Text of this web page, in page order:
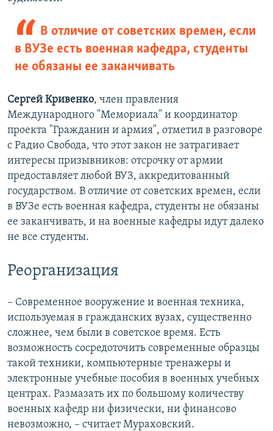
В отличие от советских времен, если
в ВУЗе есть военная кафедра, студенты
не обязаны ее заканчивать
Сергей Кривенко, член правления
Международного "Мемориала" и координатор
проекта "Гражданин и армия", отметил в разговоре
с Радио Свобода, что этот закон не затрагивает
интересы призывников: отсрочку от армии
предоставляет любой ВУЗ, аккредитованный
государством. В отличие от советских времен, если
в ВУЗе есть военная кафедра, студенты не обязаны
ее заканчивать, и на военные кафедры идут далеко
не все студенты.
Реорганизация
– Современное вооружение и военная техника,
используемая в гражданских вузах, существенно
сложнее, чем были в советское время. Есть
возможность сосредоточить современные образцы
такой техники, компьютерные тренажеры и
электронные учебные пособия в военных учебных
центрах. Размазать их по большому количеству
военных кафедр ни физически, ни финансово
невозможно, – считает Мураховский.